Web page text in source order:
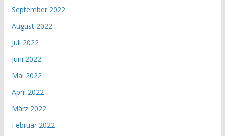
September 2022
August 2022
Juli 2022
Juni 2022
Mai 2022
April 2022
März 2022
Februar 2022